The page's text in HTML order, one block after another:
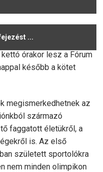
kötet, amelynek
órakor lesz a Fórum
később a kötet
megismerkedhetnek az
származó
faggatott életükről, a
is. Az első
született sportolókra
nem minden olimpikon